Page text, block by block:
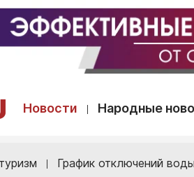
Новости Народные
График отключений воды